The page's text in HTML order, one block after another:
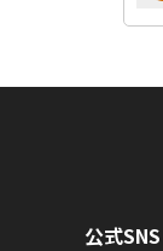
公式SNS